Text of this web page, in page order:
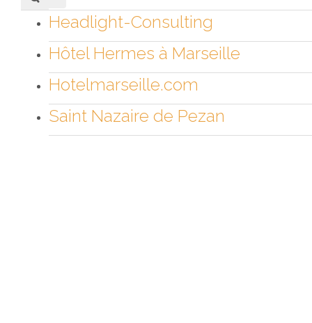
Headlight-Consulting
Hôtel Hermes à Marseille
Hotelmarseille.com
Saint Nazaire de Pezan